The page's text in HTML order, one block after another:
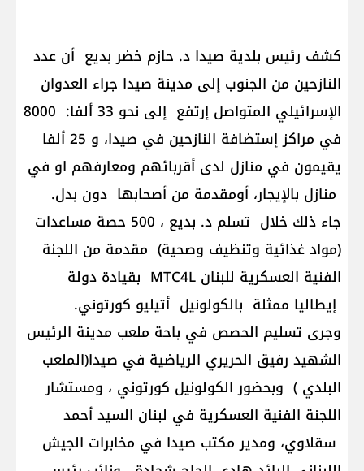
كشف رئيس بلدية صيدا د. حازم خضر بديع أن عدد
النازحين من الجنوب إلى مدينة صيدا جراء العدوان
الإسرائيلي المتواصل إرتفع إلى نحو 33 ألفا: 8000
في مراكز إستضافة النازحين في صيدا، و 25 ألفا
يقيمون في منازل لدى أقربائهم ومعارفهم او في
منازل بالإيجار، أومقدمة من أصحابها دون بدل.
جاء ذلك خلال تسلم د. بديع ، 500 حصة مساعدات
(مواد غذائية وتنظيف وصحية) مقدمة من اللجنة
الفنية العسكرية للبنان MTC4L بقيادة دولة
إيطاليا ممثلة بالكولونيل أتيليو كورتوني.
وجرى تسليم الحصص في باحة ملعب مدينة الرئيس
الشهيد رفيق الحريري الرياضية في صيدا(الملعب
البلدي ) وبحضور الكولونيل كورتوني ، ومستشار
اللجنة الفنية العسكرية في لبنان السيد أحمد
سقلاوي، ومدير مكتب صيدا في مخابرات الجيش